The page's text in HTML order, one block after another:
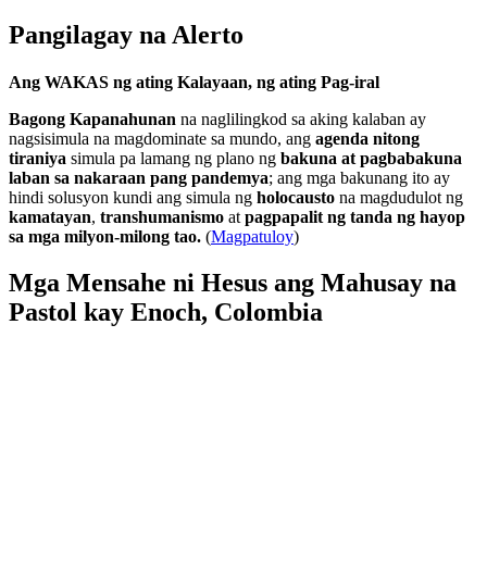
Pangilagay na Alerto
Ang WAKAS ng ating Kalayaan, ng ating Pag-iral
Bagong Kapanahunan na naglilingkod sa aking kalaban ay
nagsisimula na magdominate sa mundo, ang agenda nitong
tiraniya simula pa lamang ng plano ng bakuna at pagbabakuna
laban sa nakaraan pang pandemya; ang mga bakunang ito ay
hindi solusyon kundi ang simula ng holocausto na magdudulot ng
kamatayan, transhumanismo at pagpapalit ng tanda ng hayop
sa mga milyon-milong tao. (Magpatuloy)
Mga Mensahe ni Hesus ang Mahusay na
Pastol kay Enoch, Colombia